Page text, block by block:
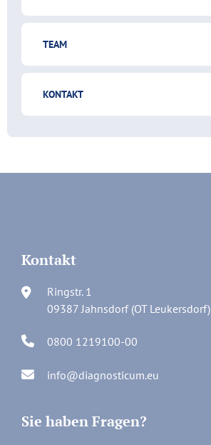
TEAM
KONTAKT
Kontakt
Ringstr. 1
09387 Jahnsdorf (OT Leukersdorf)
0800 1219100-00
info@diagnosticum.eu
Sie haben Fragen?